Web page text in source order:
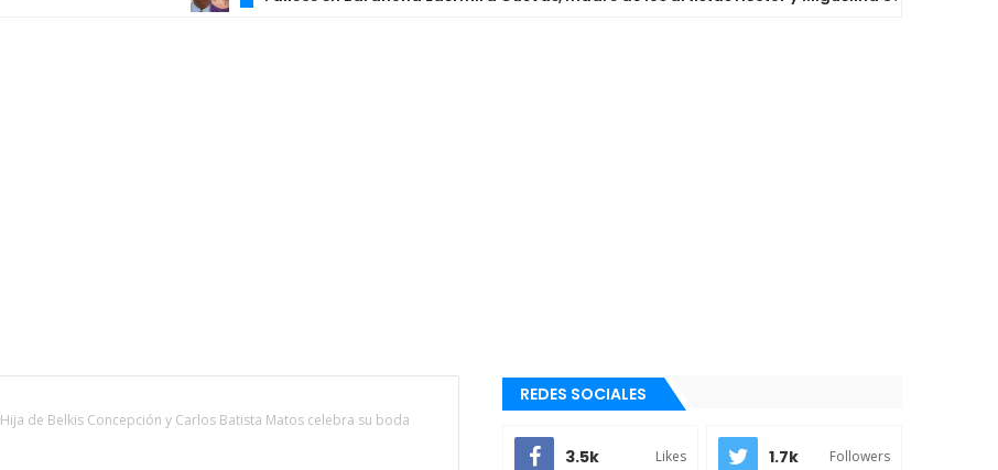
Hija de Belkis Concepción y Carlos Batista Matos celebra su boda
REDES SOCIALES
3.5k Likes 1.7k Followers